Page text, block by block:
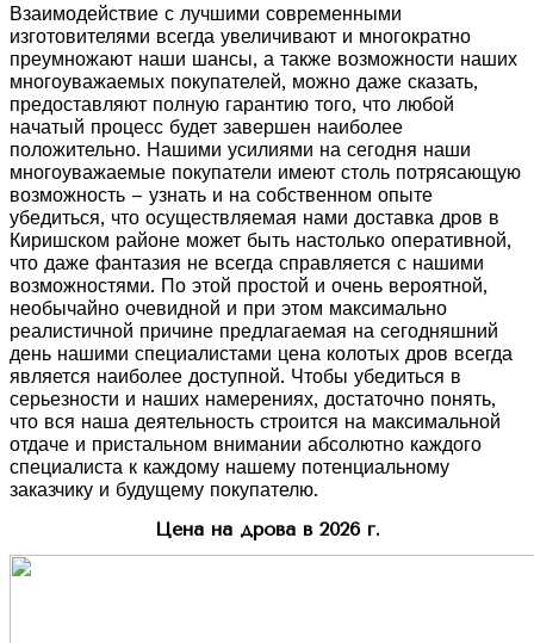
Взаимодействие с лучшими современными
изготовителями всегда увеличивают и многократно
преумножают наши шансы, а также возможности наших
многоуважаемых покупателей, можно даже сказать,
предоставляют полную гарантию того, что любой
начатый процесс будет завершен наиболее
положительно. Нашими усилиями на сегодня наши
многоуважаемые покупатели имеют столь потрясающую
возможность – узнать и на собственном опыте
убедиться, что осуществляемая нами доставка дров в
Киришском районе может быть настолько оперативной,
что даже фантазия не всегда справляется с нашими
возможностями. По этой простой и очень вероятной,
необычайно очевидной и при этом максимально
реалистичной причине предлагаемая на сегодняшний
день нашими специалистами цена колотых дров всегда
является наиболее доступной. Чтобы убедиться в
серьезности и наших намерениях, достаточно понять,
что вся наша деятельность строится на максимальной
отдаче и пристальном внимании абсолютно каждого
специалиста к каждому нашему потенциальному
заказчику и будущему покупателю.
Цена на дрова в 2026 г.